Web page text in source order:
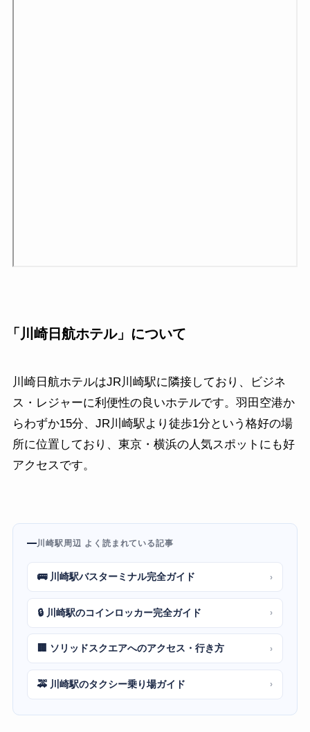
「川崎日航ホテル」について
川崎日航ホテルはJR川崎駅に隣接しており、ビジネ
ス・レジャーに利便性の良いホテルです。羽田空港か
らわずか15分、JR川崎駅より徒歩1分という格好の場
所に位置しており、東京・横浜の人気スポットにも好
アクセスです。
川崎駅周辺 よく読まれている記事
🚌 川崎駅バスターミナル完全ガイド ›
🔒 川崎駅のコインロッカー完全ガイド ›
🏢 ソリッドスクエアへのアクセス・行き方 ›
🚕 川崎駅のタクシー乗り場ガイド ›